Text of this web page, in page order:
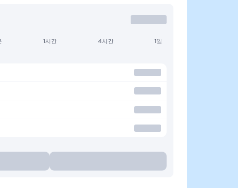
1시간 4시간 1일